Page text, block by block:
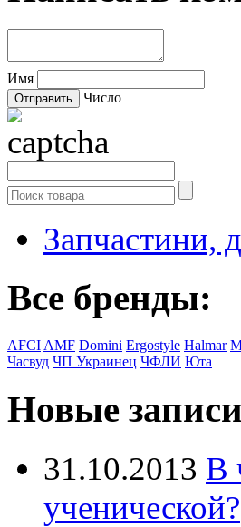
Имя
Число
Запчастини,
Все бренды:
AFCI AMF Domini Ergostyle Halmar
Часвуд ЧП Украинец ЧФЛИ Юта
Новые
31.10.2013 В
ученической?